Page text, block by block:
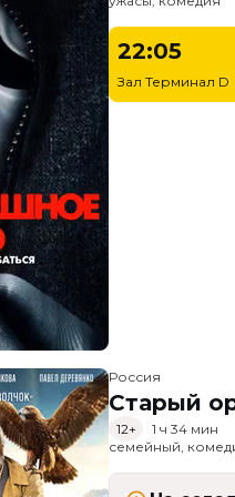
22:05
Зал Терминал D
Россия
Старый
12+
1 ч 34 мин
семейный,